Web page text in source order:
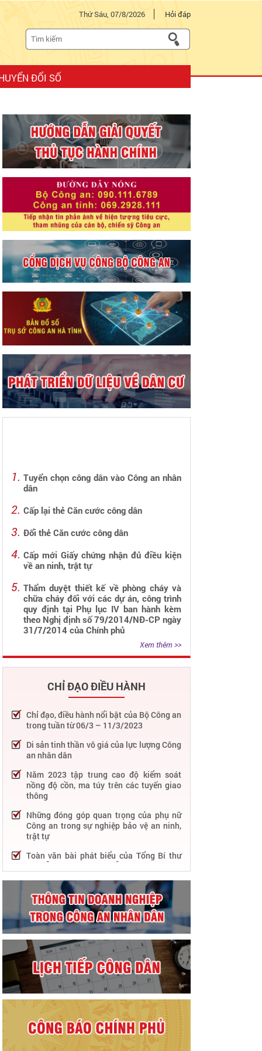
Thứ Sáu, 07/8/2026 Hỏi đáp
ĐỔI SỐ
Tuyển chọn công dân vào Công an nhân
dân
Cấp lại thẻ Căn cước công dân
Đổi thẻ Căn cước công dân
Cấp mới Giấy chứng nhận đủ điều kiện
về an ninh, trật tự
Thẩm duyệt thiết kế về phòng cháy và
chữa cháy đối với các dự án, công trình
quy định tại Phụ lục IV ban hành kèm
theo Nghị định số 79/2014/NĐ-CP ngày
31/7/2014 của Chính phủ
Xem thêm >>
CHỈ ĐẠO ĐIỀU HÀNH
Chỉ đạo, điều hành nổi bật của Bộ Công an
trong tuần từ 06/3 – 11/3/2023
Di sản tinh thần vô giá của lực lượng Công
an nhân dân
Năm 2023 tập trung cao độ kiểm soát
nồng độ cồn, ma túy trên các tuyến giao
thông
Những đóng góp quan trọng của phụ nữ
Công an trong sự nghiệp bảo vệ an ninh,
trật tự
Toàn văn bài phát biểu của Tổng Bí thư
Nguyễn Phú Trọng tại Lễ kỷ niệm 75 năm
điều Bác Hồ dạy
75 năm thực hiện Sáu điều Bác Hồ dạy -
Lực lượng Công an nhân dân "rèn đức,
luyện tài, lập chiến công, vì nước quên
thân, vì dân phục vụ"
Chỉ đạo, điều hành nổi bật của Bộ Công an
trong tuần từ 27/2 – 04/3/2023
Phát huy thành tựu 50 năm phát triển
công nghệ thông tin trong Công an nhân
dân
Bảo đảm tuyệt đối an ninh, an toàn hàng
không góp phần thúc đẩy phát triển kinh
tế - xã hội